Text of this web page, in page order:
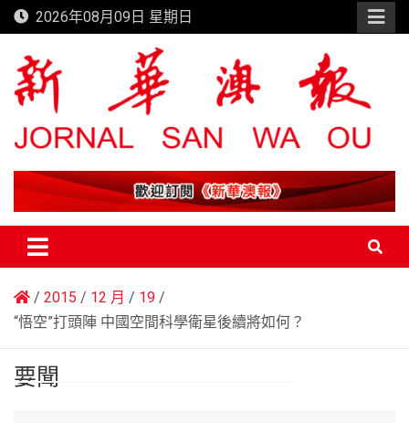
Skip
to
content
2026年08月09日 星期日
新華澳報
2015 12 月
19
“悟空”打頭陣 中國空間科學衛星後續將如何？
要聞